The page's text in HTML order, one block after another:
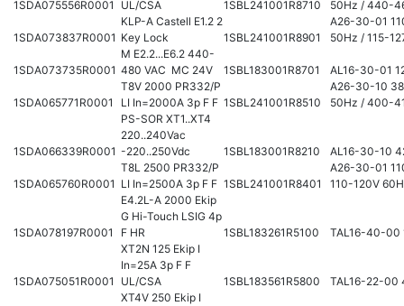
1SDA075556R0001 UL/CSA 1SBL241001R8710 50Hz / 440-
1SDA073837R0001
KLP-A Castell E1.2 2
Key Lock
1SBL241001R8901
A26-30-01
50Hz / 115-
1SDA073735R0001
M E2.2...E6.2 440-
480 VAC MC 24V
1SBL183001R8701 AL16-30-01
1SDA065771R0001
T8V 2000 PR332/P
LI In=2000A 3p F F 1SBL241001R8510
A26-30-10
50Hz / 400-
1SDA066339R0001
PS-SOR XT1..XT4
220..240Vac
-220..250Vdc
1SBL183001R8210 AL16-30-10
1SDA065760R0001
T8L 2500 PR332/P
LI In=2500A 3p F F 1SBL241001R8401
A26-30-01
110-120V
1SDA078197R0001
E4.2L-A 2000 Ekip
G Hi-Touch LSIG 4p
F HR
1SBL183261R5100 TAL16-40-00
1SDA075051R0001
XT2N 125 Ekip I
In=25A 3p F F
UL/CSA
1SBL183561R5800 TAL16-22-00
XT4V 250 Ekip I